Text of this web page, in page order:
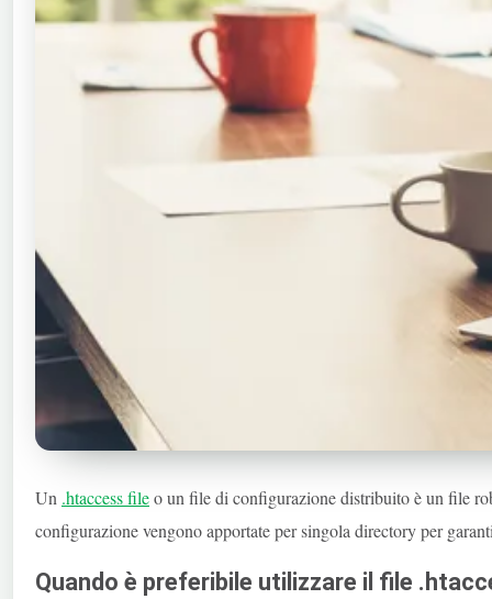
Un .htaccessfileo un file di configurazione distribuito è un file
configurazione vengono apportate per singola directory per
Quando è preferibile utilizzare il file